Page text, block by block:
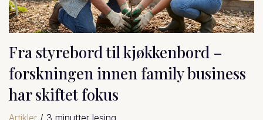
Fra søsken til medeiere; når
søskenroller følger med inn i